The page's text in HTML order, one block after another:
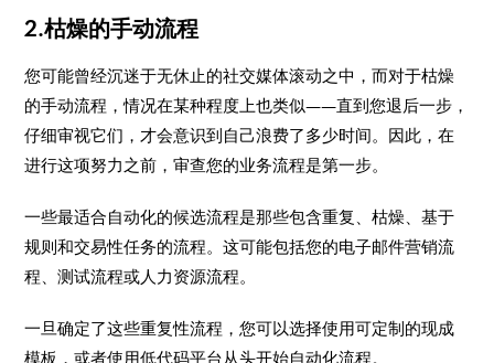
2.枯燥的手动流程
您可能曾经沉迷于无休止的社交媒体滚动之中，而对于枯燥
的手动流程，情况在某种程度上也类似——直到您退后一步，
仔细审视它们，才会意识到自己浪费了多少时间。因此，在
进行这项努力之前，审查您的业务流程是第一步。
一些最适合自动化的候选流程是那些包含重复、枯燥、基于
规则和交易性任务的流程。这可能包括您的电子邮件营销流
程、测试流程或人力资源流程。
一旦确定了这些重复性流程，您可以选择使用可定制的现成
模板，或者使用低代码平台从头开始自动化流程。